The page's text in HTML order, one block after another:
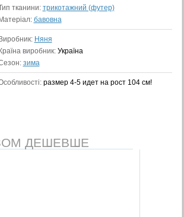
тканини: трикотажний (футер)
Матеріал: бавовна
Виробник: Няня
Країна виробник: Україна
зима
размер 4-5 идет на рост 104 см!
ДЕШЕВШЕ